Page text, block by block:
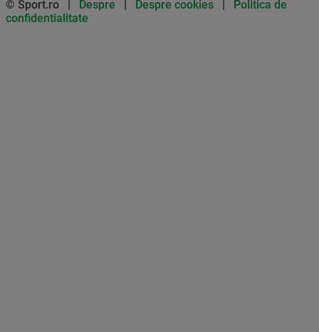
© Sport.ro | Despre Despre cookies
Politica de
confidentialitate